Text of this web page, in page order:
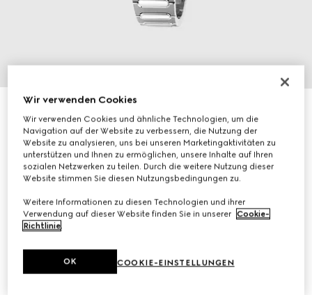
G-Flat Uhr, 24 mm
€ 1.900
Wir verwenden Cookies
Wir verwenden Cookies und ähnliche Technologien, um die
Navigation auf der Website zu verbessern, die Nutzung der
Website zu analysieren, uns bei unseren Marketingaktivitäten zu
unterstützen und Ihnen zu ermöglichen, unsere Inhalte auf Ihren
sozialen Netzwerken zu teilen. Durch die weitere Nutzung dieser
Website stimmen Sie diesen Nutzungsbedingungen zu.
Weitere Informationen zu diesen Technologien und ihrer
Verwendung auf dieser Website finden Sie in unserer Cookie-
Richtlinie.
COOKIE-EINSTELLUNGEN
OK